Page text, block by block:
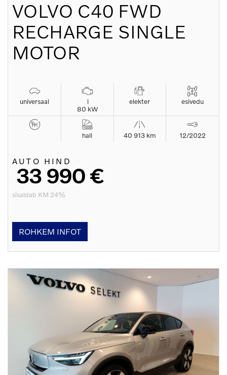
VOLVO C40 FWD
RECHARGE SINGLE
MOTOR
universaal
l
80 kW
elekter esivedu
hall 40 913 km 12/2022
AUTO HIND
33 990 €
sisaldab KM 24%
ROHKEM INFOT